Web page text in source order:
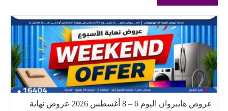
عروض هايبروان اليوم 6 – 8 أغسطس 2026 عروض نهاية